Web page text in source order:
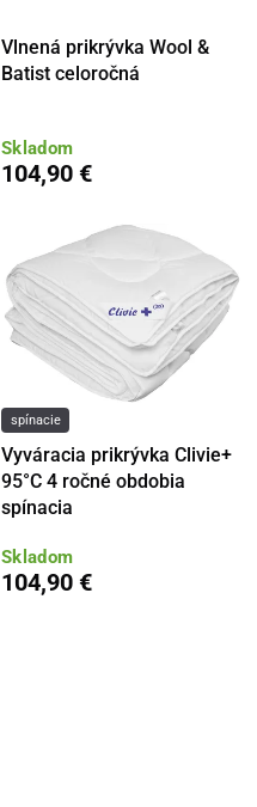
Vlnená prikrývka Wool &
Batist celoročná
Skladom
104,90 €
spínacie
Vyváracia prikrývka Clivie+
95°C 4 ročné obdobia
spínacia
Skladom
104,90 €